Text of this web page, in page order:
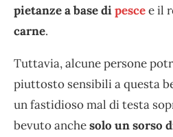
pietanze a base dipescee il
carne.
Tuttavia, alcune persone
piuttosto sensibili a questa
un fastidioso mal di testa
bevuto anchesolo un sorso